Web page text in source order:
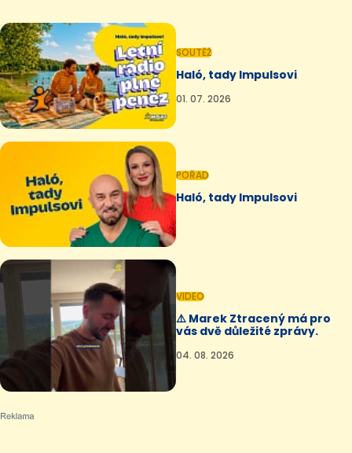
SOUTĚŽ
Haló, tady Impulsovi
01. 07. 2026
POŘAD
Haló, tady Impulsovi
VIDEO
⚠️ Marek Ztracený má pro
vás dvě důležité zprávy.
04. 08. 2026